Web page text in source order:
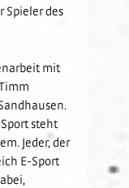
Spieler des
mit
steht
Jeder, der
E-Sport